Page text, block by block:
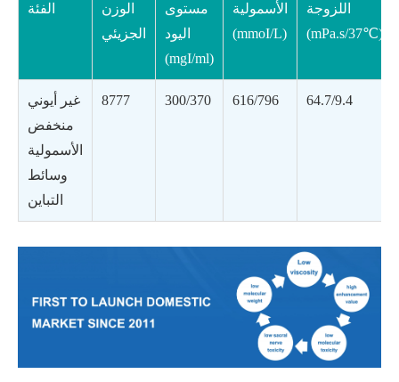
الفئة
الوزن
الجزيئي
مستوى
اليود
(mgI/ml)
الأسمولية
(mmoI/L)
اللزوجة
(mPa.s/37℃)
غير أيوني
منخفض
الأسمولية
وسائط
التباين
8777 300/370 616/796 64.7/9.4